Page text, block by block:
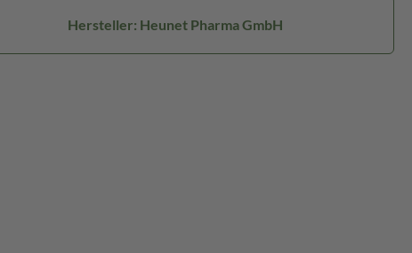
Hersteller: Heunet Pharma GmbH